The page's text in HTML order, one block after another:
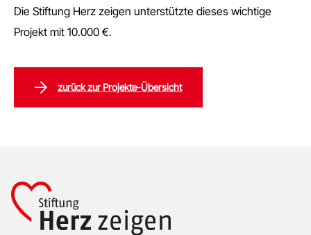
Die Stiftung Herz zeigen unterstützte dieses wichtige
Projekt mit 10.000 €.
zurück zur Projekte-Übersicht